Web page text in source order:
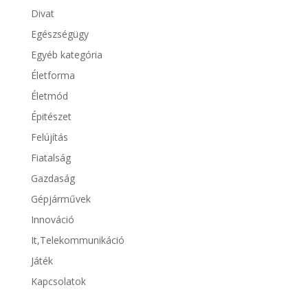
Divat
Egészségügy
Egyéb kategória
Életforma
Életmód
Épitészet
Felújítás
Fiatalság
Gazdaság
Gépjárművek
Innováció
It,Telekommunikáció
Játék
Kapcsolatok